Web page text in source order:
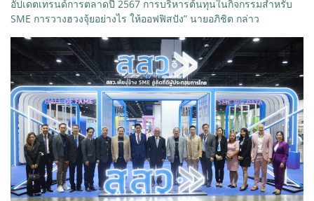
อัปเดตเทรนด์การตลาดปี 2567 การบริหารต้นทุนในกิจกรรมสำหรับ
SME การวางฮวงจุ้ยอย่างไร ให้ออฟฟิสปัง” นายอภิชิต กล่าว